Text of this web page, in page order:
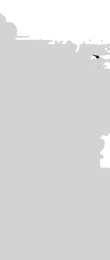
C80